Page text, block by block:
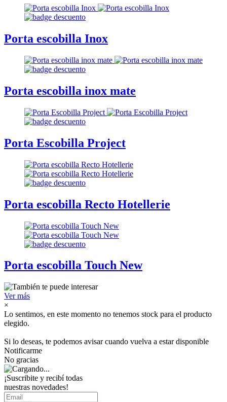
Porta escobilla Inox
Porta escobilla inox mate
Porta Escobilla Project
Porta escobilla Recto Hotellerie
Porta escobilla Touch New
Ver más
×
Lo sentimos, en este momento no tenemos stock para el producto
elegido.
Si lo deseas, te podemos avisar cuando vuelva a estar disponible
Notificarme
No gracias
¡Suscribite y recibí todas
nuestras novedades!